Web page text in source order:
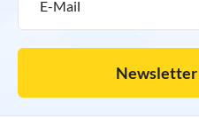
Newsletter